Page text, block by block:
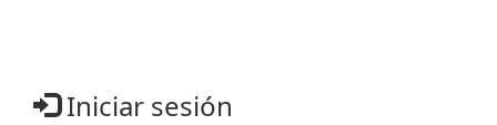
Iniciar sesión